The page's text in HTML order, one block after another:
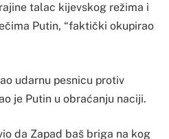
talac kijevskog režima i
Putin, “faktički okupirao
udarnu pesnicu protiv
je Putin u obraćanju naciji.
da Zapad baš briga na kog